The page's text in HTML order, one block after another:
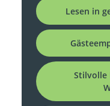
Lesen in
Stilvolle